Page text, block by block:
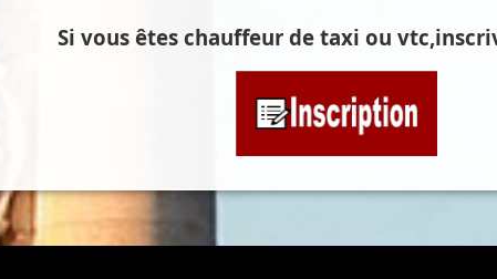
Si vous êtes chauffeur de taxi ou